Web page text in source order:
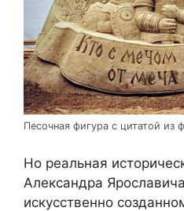
Песочная фигура с цитатой из
Но реальная
Александра
искусственно